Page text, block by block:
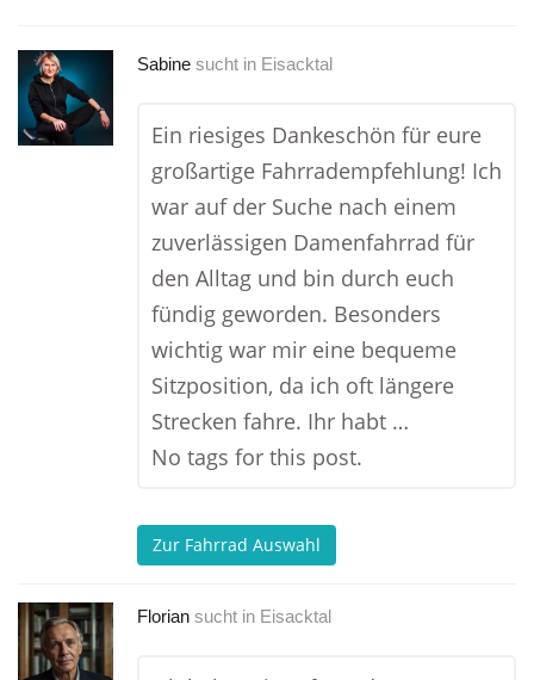
Sabine sucht in Eisacktal
Ein riesiges Dankeschön für eure
großartige Fahrradempfehlung! Ich
war auf der Suche nach einem
zuverlässigen Damenfahrrad für
den Alltag und bin durch euch
fündig geworden. Besonders
wichtig war mir eine bequeme
Sitzposition, da ich oft längere
Strecken fahre. Ihr habt …
No tags for this post.
Zur Fahrrad Auswahl
Florian sucht in Eisacktal